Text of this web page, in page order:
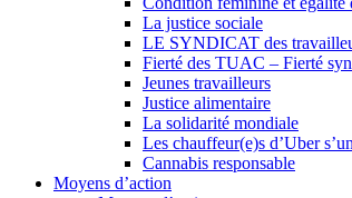
La justice sociale
LE SYNDICAT des
Fierté des TUAC – Fierté
Jeunes travailleurs
Justice alimentaire
La solidarité mondiale
Les chauffeur(e)s d’Uber
Cannabis responsable
Moyens d’action